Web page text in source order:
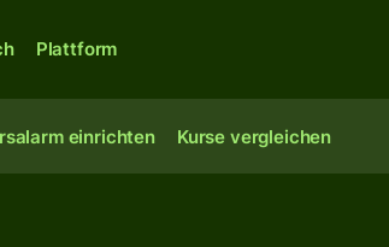
Plattform
einrichten Kurse vergleichen